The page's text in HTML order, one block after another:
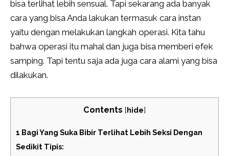
bisa terlihat lebih sensual. Tapi sekarang ada banyak
cara yang bisa Anda lakukan termasuk cara instan
yaitu dengan melakukan langkah operasi. Kita tahu
bahwa operasi itu mahal dan juga bisa memberi efek
samping. Tapi tentu saja ada juga cara alami yang bisa
dilakukan.
Contents [hide]
1 Bagi Yang Suka Bibir Terlihat Lebih Seksi Dengan
Sedikit Tipis: